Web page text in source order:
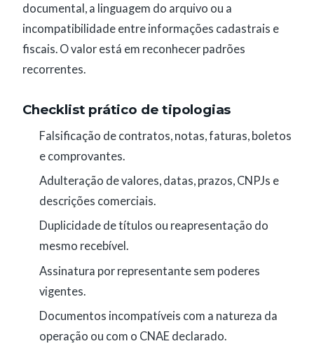
documental, a linguagem do arquivo ou a
incompatibilidade entre informações cadastrais e
fiscais. O valor está em reconhecer padrões
recorrentes.
Checklist prático de tipologias
Falsificação de contratos, notas, faturas, boletos
e comprovantes.
Adulteração de valores, datas, prazos, CNPJs e
descrições comerciais.
Duplicidade de títulos ou reapresentação do
mesmo recebível.
Assinatura por representante sem poderes
vigentes.
Documentos incompatíveis com a natureza da
operação ou com o CNAE declarado.